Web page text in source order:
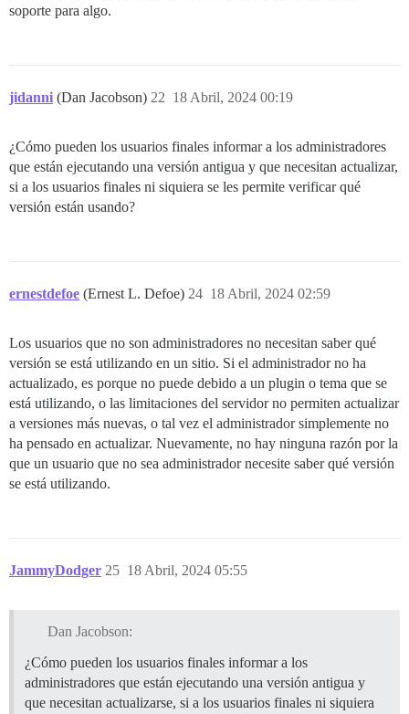
soporte para algo.
jidanni (Dan Jacobson) 18 Abril, 2024 00:19
22
¿Cómo pueden los usuarios finales informar a los administradores
que están ejecutando una versión antigua y que necesitan actualizar,
si a los usuarios finales ni siquiera se les permite verificar qué
versión están usando?
ernestdefoe (Ernest L. Defoe) 18 Abril, 2024 02:59
24
Los usuarios que no son administradores no necesitan saber qué
versión se está utilizando en un sitio. Si el administrador no ha
actualizado, es porque no puede debido a un plugin o tema que se
está utilizando, o las limitaciones del servidor no permiten actualizar
a versiones más nuevas, o tal vez el administrador simplemente no
ha pensado en actualizar. Nuevamente, no hay ninguna razón por la
que un usuario que no sea administrador necesite saber qué versión
se está utilizando.
JammyDodger 18 Abril, 2024 05:55
25
Dan Jacobson:
¿Cómo pueden los usuarios finales informar a los
administradores que están ejecutando una versión antigua y
que necesitan actualizarse, si a los usuarios finales ni siquiera